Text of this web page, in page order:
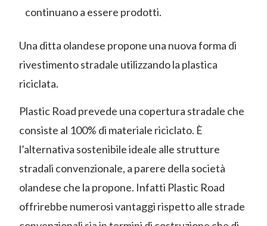
continuano a essere prodotti.
Una ditta olandese propone una nuova forma di
rivestimento stradale utilizzando la plastica
riciclata.
Plastic Road prevede una copertura stradale che
consiste al 100% di materiale riciclato. È
l’alternativa sostenibile ideale alle strutture
stradali convenzionale, a parere della società
olandese che la propone. Infatti Plastic Road
offrirebbe numerosi vantaggi rispetto alle strade